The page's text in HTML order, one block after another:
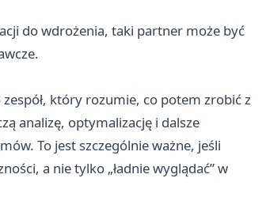
do wdrożenia, taki partner może być
który rozumie, co potem zrobić z
analizę, optymalizację i dalsze
To jest szczególnie ważne, jeśli
a nie tylko „ładnie wyglądać” w